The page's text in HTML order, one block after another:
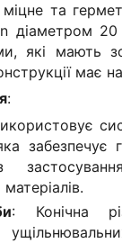
та
діаметром
які мають
має
:
забезпечує
: Конічна